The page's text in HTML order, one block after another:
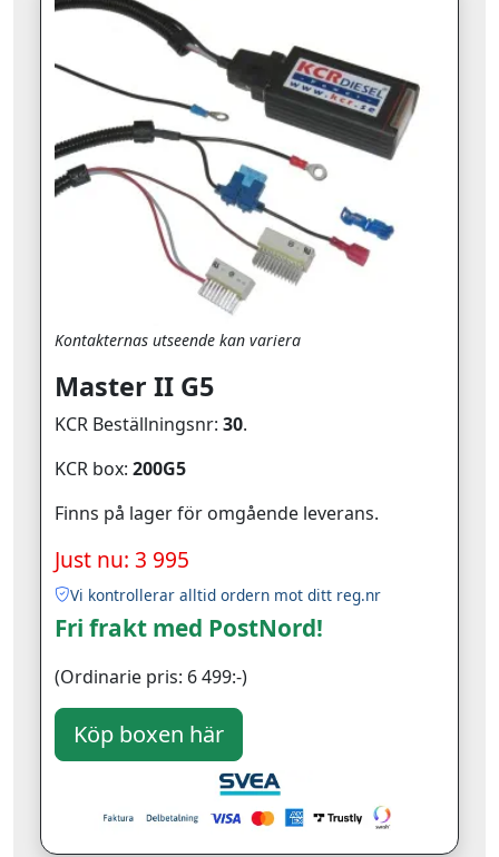
Kontakternas utseende kan variera
Master II G5
KCR Beställningsnr: 30.
KCR box: 200G5
Finns på lager för omgående leverans.
Just nu: 3 995
Vi kontrollerar alltid ordern mot ditt reg.nr
Fri frakt med PostNord!
(Ordinarie pris: 6 499:-)